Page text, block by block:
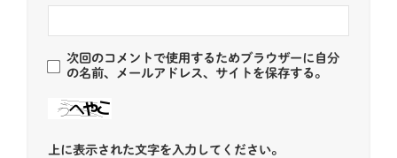
次回のコメントで使用するためブラウザーに自分
の名前、メールアドレス、サイトを保存する。
上に表示された文字を入力してください。